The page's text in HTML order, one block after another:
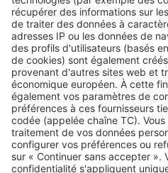
Image
Vendre